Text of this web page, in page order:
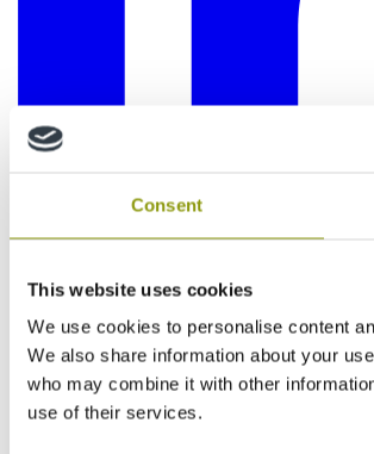
Consent
This website uses cookies
We use cookies to personalise content
We also share information about your
who may combine it with other
use of their services.